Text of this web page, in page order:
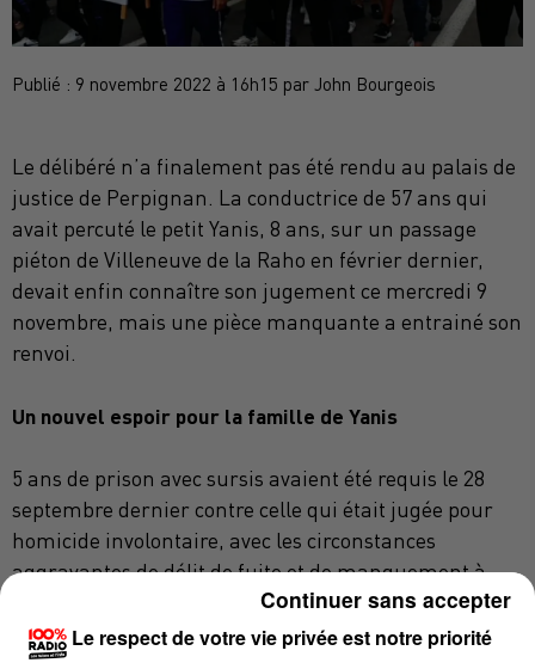
Publié : 9 novembre 2022 à 16h15 par John Bourgeois
Le délibéré n’a finalement pas été rendu au palais de
justice de Perpignan. La conductrice de 57 ans qui
avait percuté le petit Yanis, 8 ans, sur un passage
piéton de Villeneuve de la Raho en février dernier,
devait enfin connaître son jugement ce mercredi 9
novembre, mais une pièce manquante a entrainé son
renvoi.
Un nouvel espoir pour la famille de Yanis
5 ans de prison avec sursis avaient été requis le 28
septembre dernier contre celle qui était jugée pour
homicide involontaire, avec les circonstances
aggravantes de délit de fuite et de manquement à
une obligation de prudence. La présidente du
tribunal correctionnel a fait savoir hier qu’une pièce
Le respect de votre vie privée est notre priorité
Continuer sans accepter